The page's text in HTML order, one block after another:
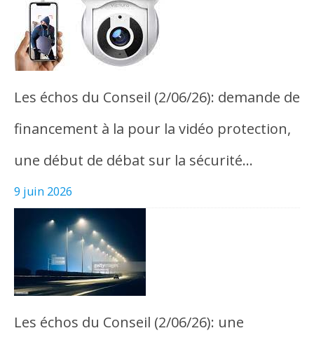
Les échos du Conseil (2/06/26): demande de
financement à la pour la vidéo protection,
une début de débat sur la sécurité…
9 juin 2026
Les échos du Conseil (2/06/26): une